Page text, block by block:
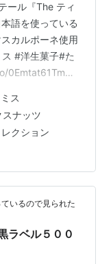
ール『The ティ
語を使っている
カルポーネ使用
#洋生菓子#た
0Emtat61Tm
1, 2026
ティラミス 1個
ス
スナッツ
クション
いるので見られた
ラベル５００